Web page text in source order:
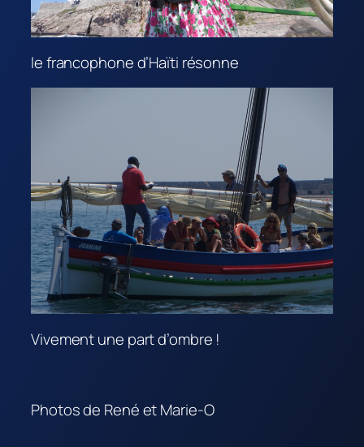
le francophone d’Haïti résonne
Vivement une part d’ombre !
Photos de René et Marie-O